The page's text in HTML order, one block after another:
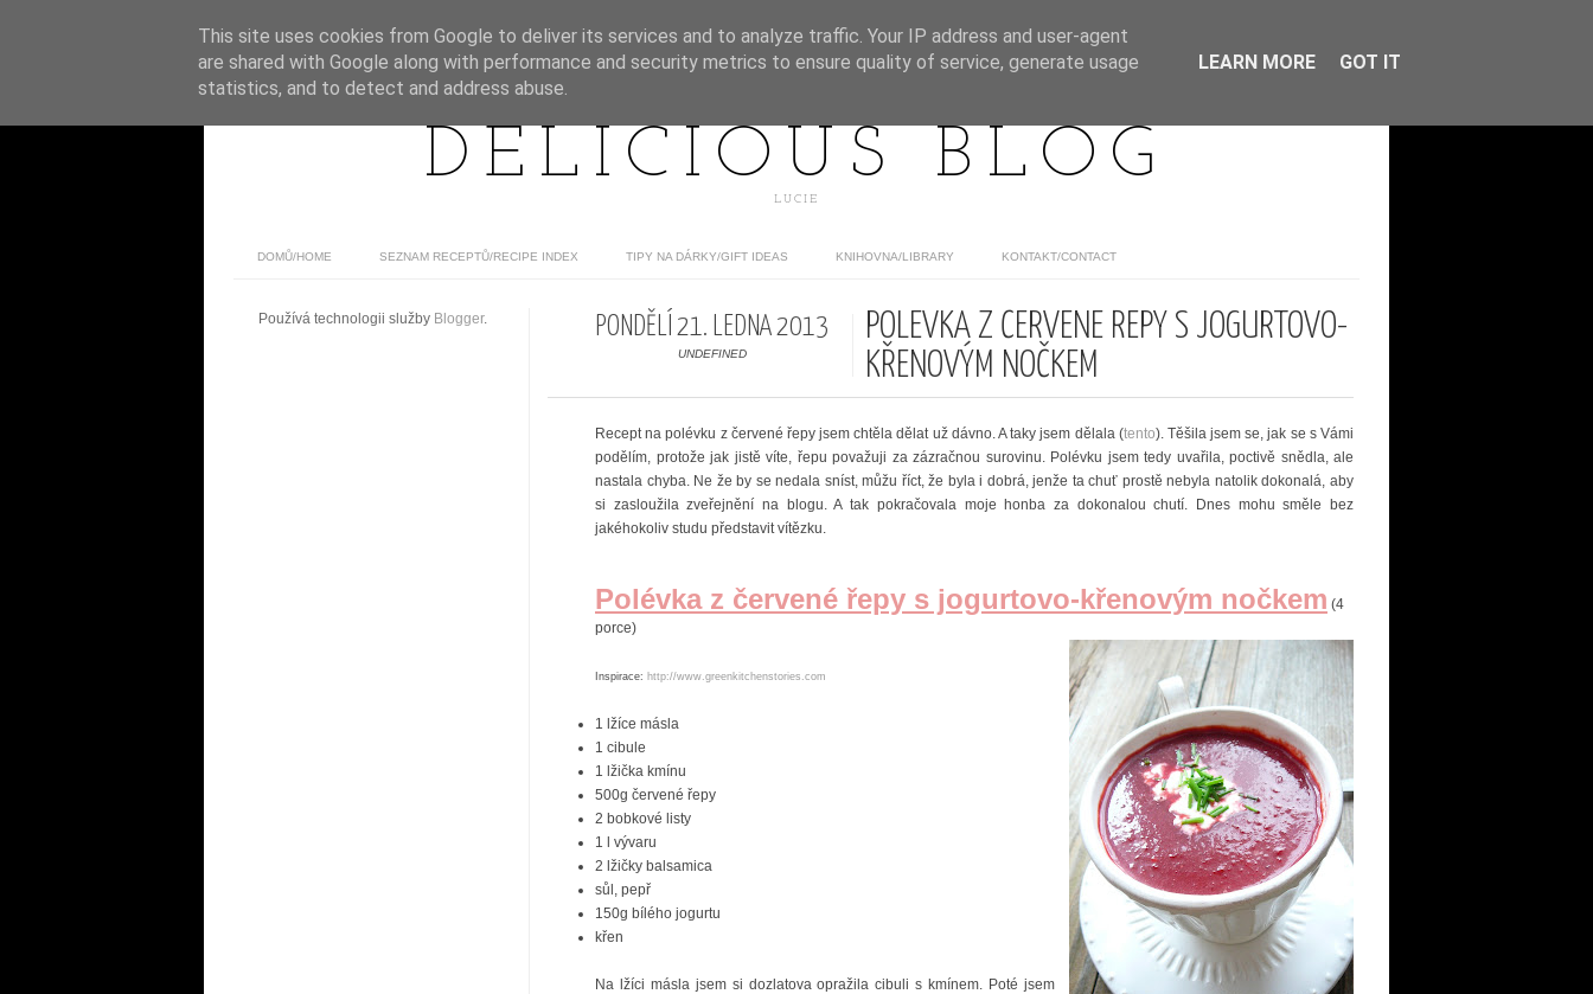
DELICIOUS BLOG
LUCIE
DOMŮ/HOME SEZNAM RECEPTŮ/RECIPE INDEX TIPY NA DÁRKY/GIFT IDEAS KNIHOVNA/LIBRARY KONTAKT/CONTACT
PONDĚLÍ 21. LEDNA 2013
UNDEFINED
POLÉVKA Z ČERVENÉ ŘEPY S JOGURTOVO-
KŘENOVÝM NOČKEM
Recept na polévku z červené řepy jsem chtěla dělat už dávno. A taky jsem dělala (tento). Těšila jsem se, jak se s Vámi
podělím, protože jak jistě víte, řepu považuji za zázračnou surovinu. Polévku jsem tedy uvařila, poctivě snědla, ale
nastala chyba. Ne že by se nedala sníst, můžu říct, že byla i dobrá, jenže ta chuť prostě nebyla natolik dokonalá, aby
si zasloužila zveřejnění na blogu. A tak pokračovala moje honba za dokonalou chutí. Dnes mohu směle bez
jakéhokoliv studu představit vítězku.
Polévka z červené řepy s jogurtovo-křenovým nočkem (4
porce)
Inspirace: http://www.greenkitchenstories.com
1 lžíce másla
1 cibule
1 lžička kmínu
500g červené řepy
2 bobkové listy
1 l vývaru
2 lžičky balsamica
sůl, pepř
150g bílého jogurtu
křen
Na lžíci másla jsem si dozlatova opražila cibuli s kmínem. Poté jsem
Používá technologii služby Blogger.
This site uses cookies from Google to deliver its services and to analyze traffic. Your IP address and user-agent
are shared with Google along with performance and security metrics to ensure quality of service, generate usage
statistics, and to detect and address abuse.
LEARN MORE GOT IT